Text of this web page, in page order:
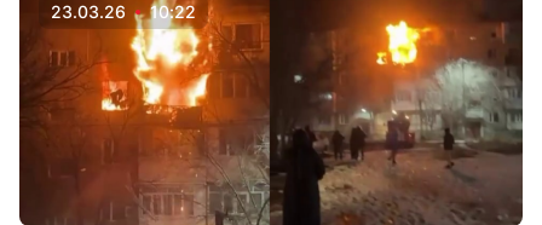
23.03.26 10:22